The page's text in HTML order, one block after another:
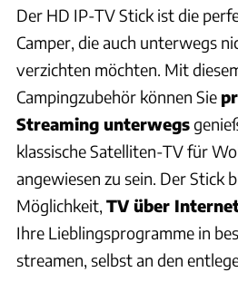
Der HD IP-TV Stick ist die
Camper, die auch unterwegs
verzichten möchten. Mit
Campingzubehör können Sie
Streaming unterwegs
klassische Satelliten-TV für
angewiesen zu sein. Der Stick
Möglichkeit, TV über
Ihre Lieblingsprogramme in
streamen, selbst an den